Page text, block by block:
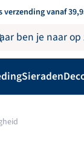
verzending vanaf
Sieraden